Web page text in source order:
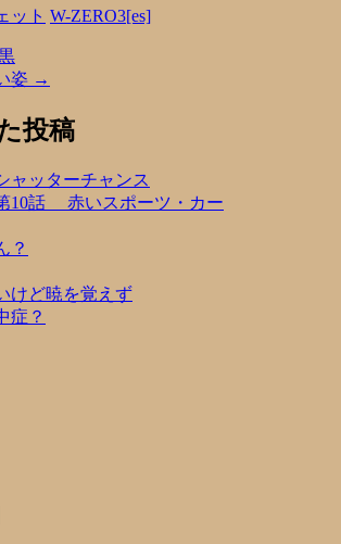
ット W-ZERO3[es]
姿 →
投稿
ャッターチャンス
10話 赤いスポーツ・カー
？
けど暁を覚えず
症？